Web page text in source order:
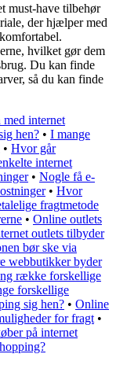
must-have tilbehør
der hjælper med
hvilket gør dem
Du kan finde
så du kan finde
internet
hen? • I mange
• Hvor går
internet
• Nogle få e-
• Hvor
fragtmetode
• Online outlets
outlets tilbyder
bør ske via
webbutikker byder
række forskellige
forskellige
sig hen? • Online
for fragt •
på internet